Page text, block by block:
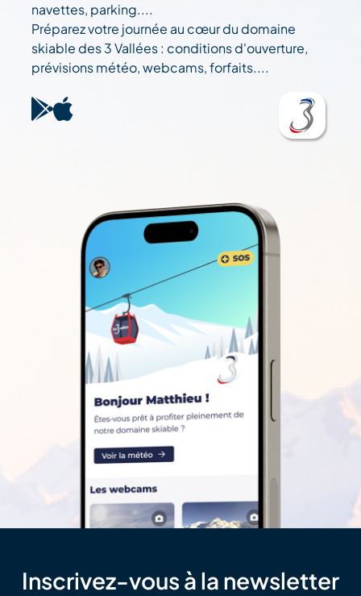
navettes, parking....
Préparez votre journée au cœur du domaine
skiable des 3 Vallées : conditions d'ouverture,
prévisions météo, webcams, forfaits....
Inscrivez-vous à la newsletter